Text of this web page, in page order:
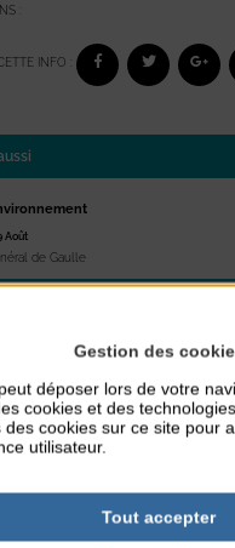
:
INFO :
Août
de Gaulle
de Gaulle
« Itinéraires »
16 Août
14 Août
Gestion des
déposer lors de votre
cookies et des
des cookies sur ce site pour
utilisateur.
Tout accepter